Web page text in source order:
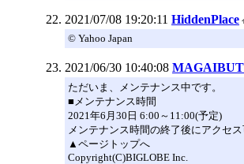
2021/07/08 19:20:11 HiddenPlace
© Yahoo Japan
2021/06/30 10:40:08
ただいま、メンテナンス中です。
■メンテナンス時間
2021年6月30日 6:00～11:00(予定)
メンテナンス時間の終了後にアクセス
▲ページトップへ
Copyright(C)BIGLOBE Inc.